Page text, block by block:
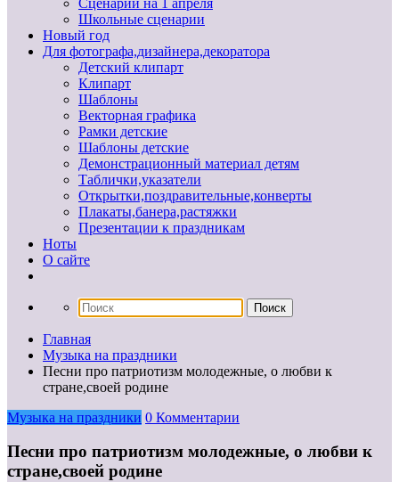
Школьные сценарии
Новый год
Для фотографа,дизайнера,декоратора
Детский клипарт
Клипарт
Шаблоны
Векторная графика
Рамки детские
Шаблоны детские
Демонстрационный материал детям
Таблички,указатели
Открытки,поздравительные,конверты
Плакаты,банера,растяжки
Презентации к праздникам
Ноты
О сайте
Главная
Музыка на праздники
Песни про патриотизм молодежные, о любви к
стране,своей родине
Музыка на праздники 0 Комментарии
Песни про патриотизм молодежные, о любви к
стране,своей родине